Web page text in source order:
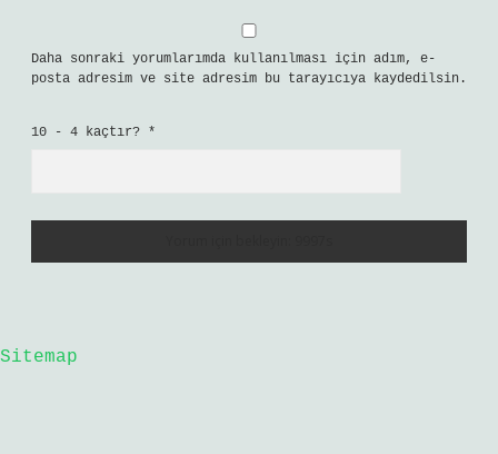
Daha sonraki yorumlarımda kullanılması için adım, e-
posta adresim ve site adresim bu tarayıcıya kaydedilsin.
10 - 4 kaçtır? *
Sitemap